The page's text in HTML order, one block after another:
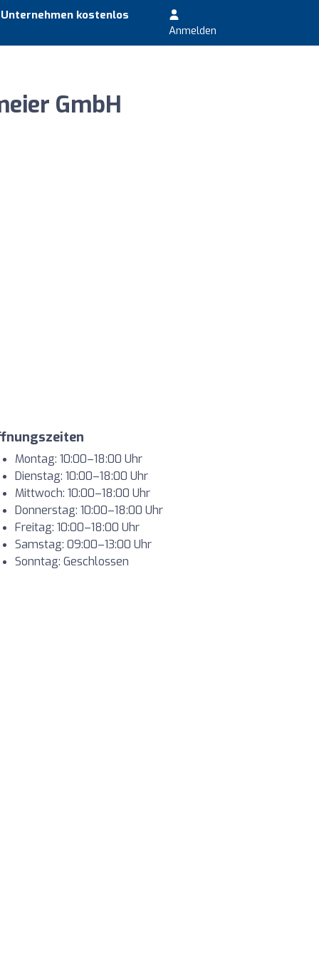
Unternehmen kostenlos
Anmelden
GmbH
Montag: 10:00–18:00 Uhr
Dienstag: 10:00–18:00 Uhr
Mittwoch: 10:00–18:00 Uhr
Donnerstag: 10:00–18:00 Uhr
Freitag: 10:00–18:00 Uhr
Samstag: 09:00–13:00 Uhr
Sonntag: Geschlossen